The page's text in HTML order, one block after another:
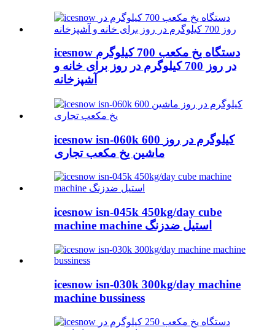
icesnow دستگاه یخ مکعب 700 کیلوگرم
در روز 700 کیلوگرم در روز برای خانه و
آشپزخانه
icesnow isn-060k 600 کیلوگرم در روز
ماشین یخ مکعب تجاری
icesnow isn-045k 450kg/day cube
machine machine استیل ضدزنگ
icesnow isn-030k 300kg/day machine
machine bussiness